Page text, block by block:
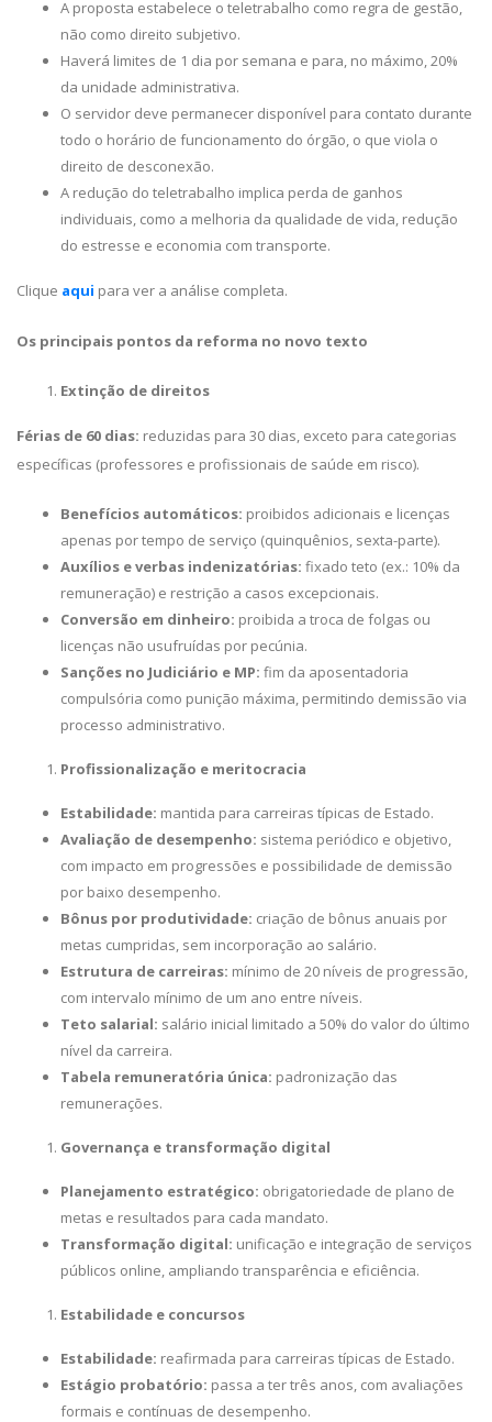
A proposta estabelece o teletrabalho como regra de gestão,
não como direito subjetivo.
Haverá limites de 1 dia por semana e para, no máximo, 20%
da unidade administrativa.
O servidor deve permanecer disponível para contato durante
todo o horário de funcionamento do órgão, o que viola o
direito de desconexão.
A redução do teletrabalho implica perda de ganhos
individuais, como a melhoria da qualidade de vida, redução
do estresse e economia com transporte.
Clique aqui para ver a análise completa.
Os principais pontos da reforma no novo texto
Extinção de direitos
Férias de 60 dias: reduzidas para 30 dias, exceto para categorias
específicas (professores e profissionais de saúde em risco).
Benefícios automáticos: proibidos adicionais e licenças
apenas por tempo de serviço (quinquênios, sexta-parte).
Auxílios e verbas indenizatórias: fixado teto (ex.: 10% da
remuneração) e restrição a casos excepcionais.
Conversão em dinheiro: proibida a troca de folgas ou
licenças não usufruídas por pecúnia.
Sanções no Judiciário e MP: fim da aposentadoria
compulsória como punição máxima, permitindo demissão via
processo administrativo.
Profissionalização e meritocracia
Estabilidade: mantida para carreiras típicas de Estado.
Avaliação de desempenho: sistema periódico e objetivo,
com impacto em progressões e possibilidade de demissão
por baixo desempenho.
Bônus por produtividade: criação de bônus anuais por
metas cumpridas, sem incorporação ao salário.
Estrutura de carreiras: mínimo de 20 níveis de progressão,
com intervalo mínimo de um ano entre níveis.
Teto salarial: salário inicial limitado a 50% do valor do último
nível da carreira.
Tabela remuneratória única: padronização das
remunerações.
Governança e transformação digital
Planejamento estratégico: obrigatoriedade de plano de
metas e resultados para cada mandato.
Transformação digital: unificação e integração de serviços
públicos online, ampliando transparência e eficiência.
Estabilidade e concursos
Estabilidade: reafirmada para carreiras típicas de Estado.
Estágio probatório: passa a ter três anos, com avaliações
formais e contínuas de desempenho.